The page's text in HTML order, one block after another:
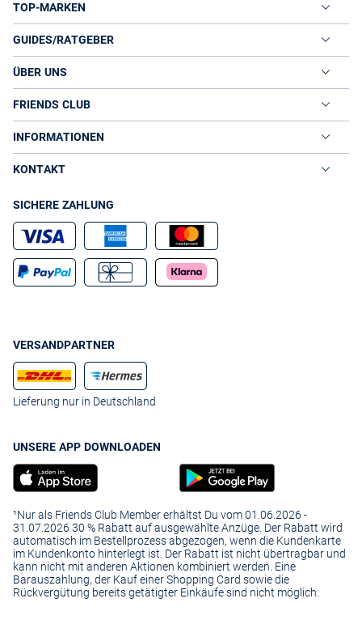
TOP-MARKEN
GUIDES/RATGEBER
ÜBER UNS
FRIENDS CLUB
INFORMATIONEN
KONTAKT
SICHERE ZAHLUNG
VERSANDPARTNER
Lieferung nur in Deutschland
UNSERE APP DOWNLOADEN
¹Nur als Friends Club Member erhältst Du vom 01.06.2026 -
31.07.2026 30 % Rabatt auf ausgewählte Anzüge. Der Rabatt wird
automatisch im Bestellprozess abgezogen, wenn die Kundenkarte
im Kundenkonto hinterlegt ist. Der Rabatt ist nicht übertragbar und
kann nicht mit anderen Aktionen kombiniert werden. Eine
Barauszahlung, der Kauf einer Shopping Card sowie die
Rückvergütung bereits getätigter Einkäufe sind nicht möglich.